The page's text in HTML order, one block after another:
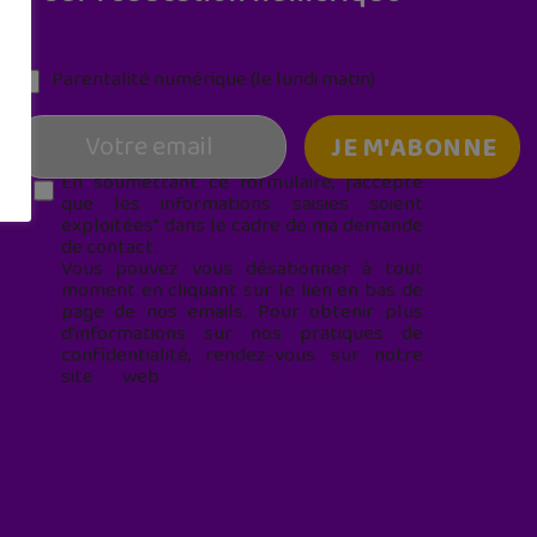
Parentalité numérique (le lundi matin)
En soumettant ce formulaire, j’accepte
que les informations saisies soient
exploitées* dans le cadre de ma demande
de contact.
Vous pouvez vous désabonner à tout
moment en cliquant sur le lien en bas de
page de nos emails. Pour obtenir plus
d'informations sur nos pratiques de
confidentialité, rendez-vous sur notre
site web